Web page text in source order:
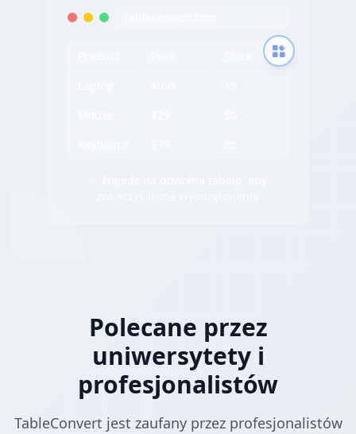
Polecane przez
uniwersytety i
profesjonalistów
TableConvert jest zaufany przez profesjonalistów